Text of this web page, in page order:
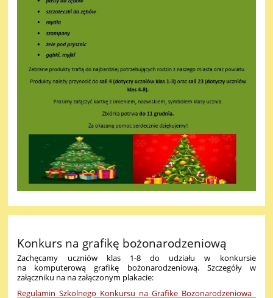
Konkurs na grafikę bożonarodzeniową
Zachęcamy uczniów klas 1-8 do udziału w konkursie
na komputerową grafikę bożonarodzeniową. Szczegóły w
załączniku na na załączonym plakacie:
Regulamin_Szkolnego_Konkursu_na_Grafike_Bozonarodzeniowa_.pdf